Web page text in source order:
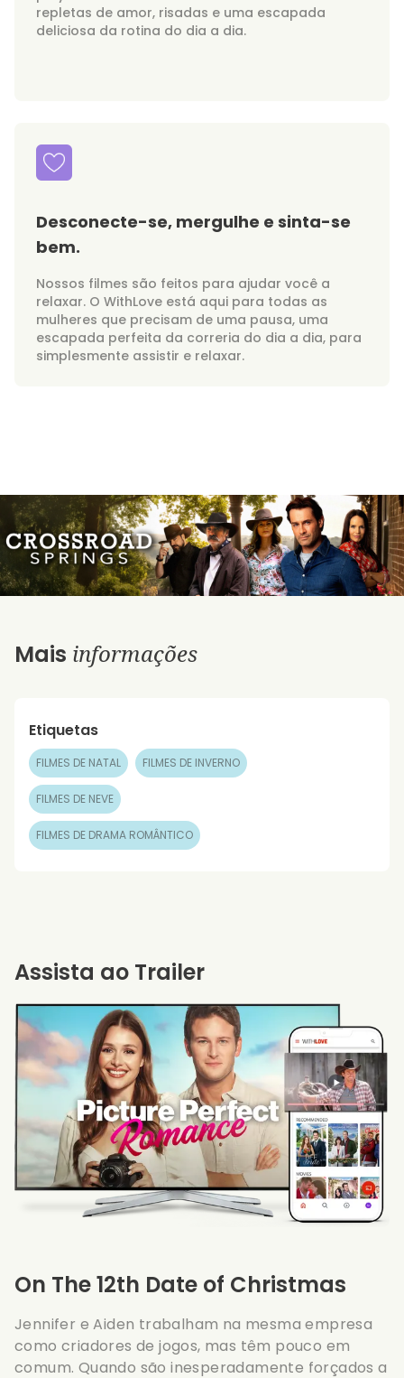
repletas de amor, risadas e uma escapada
deliciosa da rotina do dia a dia.
Desconecte-se, mergulhe e sinta-se
bem.
Nossos filmes são feitos para ajudar você a
relaxar. O WithLove está aqui para todas as
mulheres que precisam de uma pausa, uma
escapada perfeita da correria do dia a dia, para
simplesmente assistir e relaxar.
Mais informações
Etiquetas
FILMES DE NATAL FILMES DE INVERNO
FILMES DE NEVE
FILMES DE DRAMA ROMÂNTICO
On The 12th Date of Christmas
Jennifer e Aiden trabalham na mesma empresa
como criadores de jogos, mas têm pouco em
comum. Quando são inesperadamente forçados a
Assista ao Trailer